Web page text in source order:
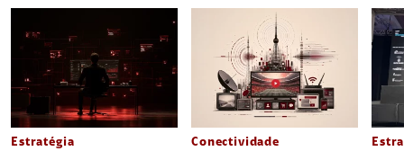
Estratégia Conectividade